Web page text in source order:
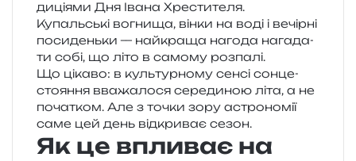
ди­ці­я­ми Дня Івана Хрестителя.
Купальські вогни­ща, вінки на воді і вечір­ні
поси­день­ки — най­кра­ща наго­да нага­да­
ти собі, що літо в само­му розпалі.
Що ціка­во: в куль­тур­но­му сенсі сон­це­
сто­я­н­ня вва­жа­ло­ся сере­ди­ною літа, а не
поча­тком. Але з точки зору астро­но­мії
саме цей день від­кри­ває сезон.
Як це впливає на